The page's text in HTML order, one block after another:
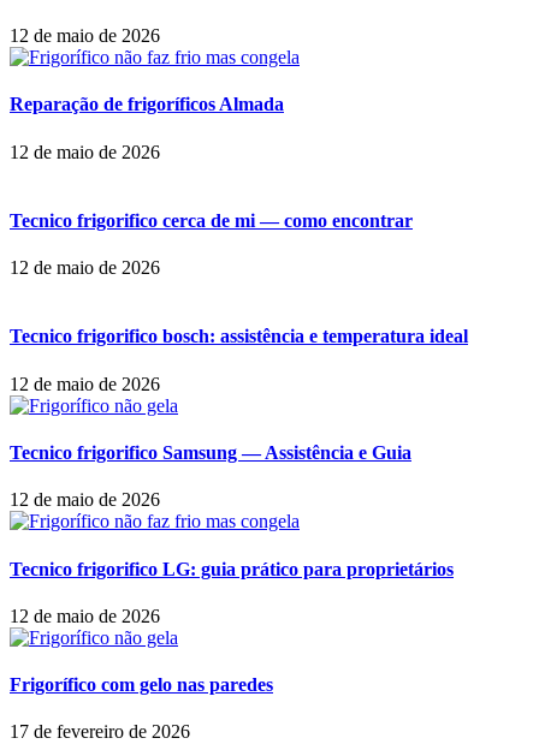
12 de maio de 2026
Reparação de frigoríficos Almada
12 de maio de 2026
Tecnico frigorifico cerca de mi — como encontrar
12 de maio de 2026
Tecnico frigorifico bosch: assistência e temperatura ideal
12 de maio de 2026
Tecnico frigorifico Samsung — Assistência e Guia
12 de maio de 2026
Tecnico frigorifico LG: guia prático para proprietários
12 de maio de 2026
Frigorífico com gelo nas paredes
17 de fevereiro de 2026